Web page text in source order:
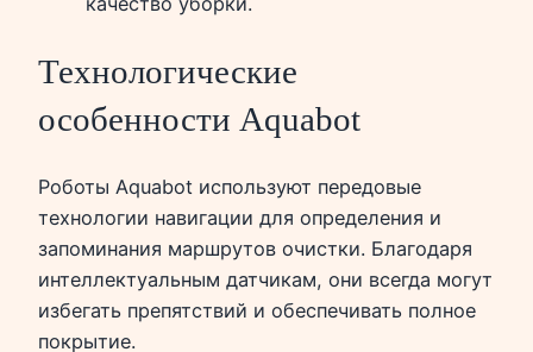
Технологические
особенности Aquabot
Роботы Aquabot используют передовые
технологии навигации для определения и
запоминания маршрутов очистки. Благодаря
интеллектуальным датчикам, они всегда могут
избегать препятствий и обеспечивать полное
покрытие.